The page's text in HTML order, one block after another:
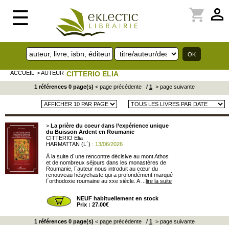
☰ perm_identity
shopping_cart
ACCUEIL > AUTEUR CITTERIO ELIA
1 références 0 page(s) < page précédente / 1 > page suivante
> La prière du coeur dans l’expérience unique
du Buisson Ardent en Roumanie
CITTERIO Elia
HARMATTAN (L´) : 13/06/2026
À la suite d´une rencontre décisive au mont Athos
et de nombreux séjours dans les monastères de
Roumanie, l´auteur nous introduit au cœur du
renouveau hésychaste qui a profondément marqué
l´orthodoxie roumaine au xxe siècle. A ... lire la suite
NEUF habituellement en stock
Prix : 27.00€
1 références 0 page(s) < page précédente / 1 > page suivante